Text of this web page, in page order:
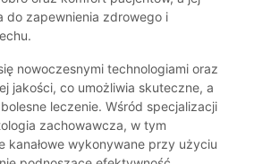
do zapewnienia zdrowego i
nowoczesnymi technologiami oraz
jakości, co umożliwia skuteczne, a
leczenie. Wśród specjalizacji
zachowawcza, w tym
kanałowe wykonywane przy użyciu